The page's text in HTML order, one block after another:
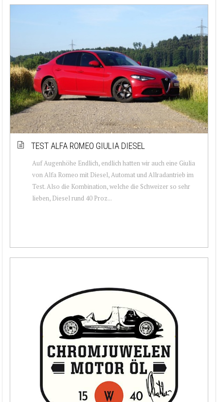
TEST ALFA ROMEO GIULIA DIESEL
Auf Augenhöhe Endlich, endlich hatten wir auch eine Giulia
von Alfa Romeo mit Diesel, Automat und Allradantrieb im
Test. Also die Kombination, welche die Schweizer so sehr
lieben, Diesel rund 40 Proz...